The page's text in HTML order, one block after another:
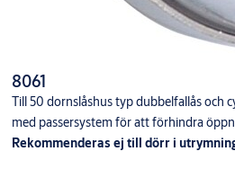
8061
Till 50 dornslåshus typ dubbelfallås och
med passersystem för att förhindra
Rekommenderas ej till dörr i